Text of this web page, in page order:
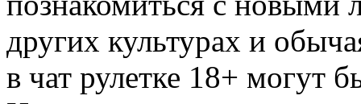
других культурах и
в чат рулетке 18+ могут